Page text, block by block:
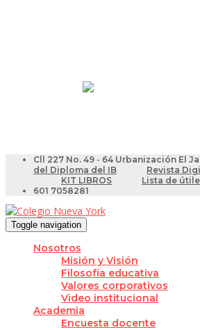
Cll 227 No. 49 - 64 Urbanización El
del Diploma del IB
Revista
KIT LIBROS
Lista de
601 7058281
Toggle navigation
Nosotros
Misión y Visión
Filosofía educativa
Valores corporativos
Video institucional
Academia
Encuesta docente